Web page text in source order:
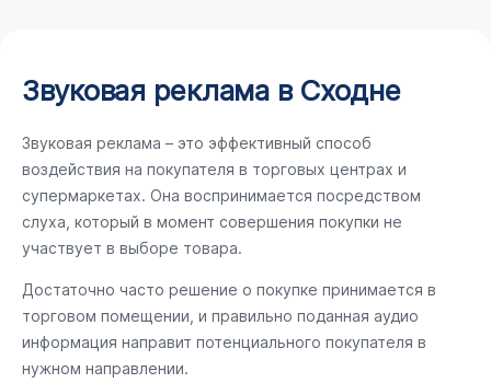
Звуковая реклама в Сходне
Звуковая реклама – это эффективный способ
воздействия на покупателя в торговых центрах и
супермаркетах. Она воспринимается посредством
слуха, который в момент совершения покупки не
участвует в выборе товара.
Достаточно часто решение о покупке принимается в
торговом помещении, и правильно поданная аудио
информация направит потенциального покупателя в
нужном направлении.